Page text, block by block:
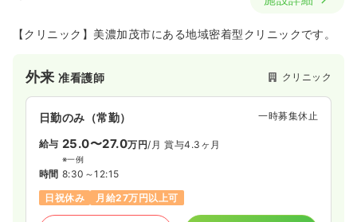
【クリニック】美濃加茂市にある地域密着型クリニックです。
外来准看護師 クリニック
日勤のみ（常勤） 一時募集休止
給与 25.0〜27.0万円/月 賞与4.3ヶ月
※一例
時間 8:30～12:15
日祝休み
月給27万円以上可